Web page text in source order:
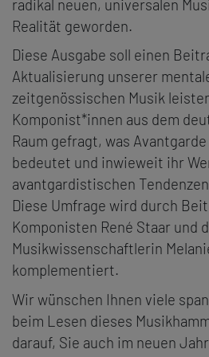
radikal neuen, universalen
Realität geworden.
Diese Ausgabe soll einen
Aktualisierung unserer
zeitgenössischen Musik
Komponist*innen aus dem
Raum gefragt, was
bedeutet und inwieweit ihr
avantgardistischen
Diese Umfrage wird durch
Komponisten René Staar und
Musikwissenschaftlerin
komplementiert.
Wir wünschen Ihnen viele
beim Lesen dieses
darauf, Sie auch im neuen